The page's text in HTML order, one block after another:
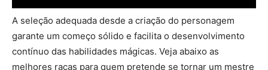
A seleção adequada desde a criação do personagem
garante um começo sólido e facilita o desenvolvimento
contínuo das habilidades mágicas. Veja abaixo as
melhores raças para quem pretende se tornar um mestre